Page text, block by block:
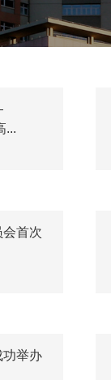
...
会首次
功举办